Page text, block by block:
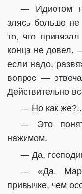
— Идиотом
злясь больше
то, что
конца не довел.
если надо,
вопрос —
Действительно
— Но как же?..
— Это
нажимом.
— Да,
— «Да,
привычке, чем